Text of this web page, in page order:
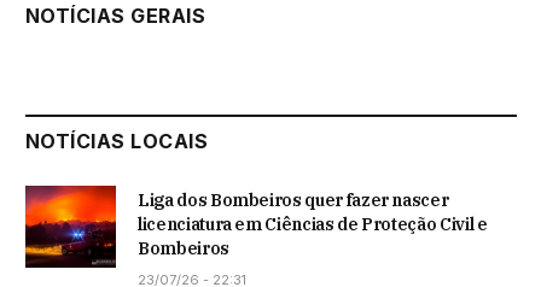
NOTÍCIAS GERAIS
NOTÍCIAS LOCAIS
Liga dos Bombeiros quer fazer nascer
licenciatura em Ciências de Proteção Civil e
Bombeiros
23/07/26 - 22:31